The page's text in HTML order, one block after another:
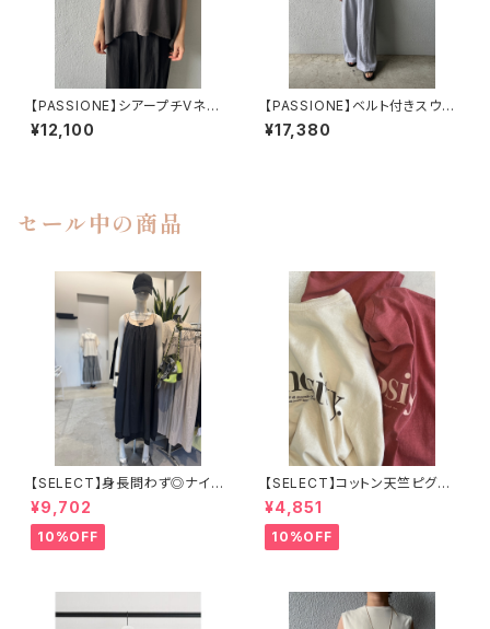
【PASSIONE】シアープチVネッ
クTシャツ
¥12,100
【PASSIONE】ベルト付きスウェ
ットパンツ
¥17,380
セール中の商品
【SELECT】身長問わず◎ナイロ
ンシアーキャミワンピ
¥9,702
10%OFF
【SELECT】コットン天竺ピグメ
ントロゴTシャツ
¥4,851
10%OFF